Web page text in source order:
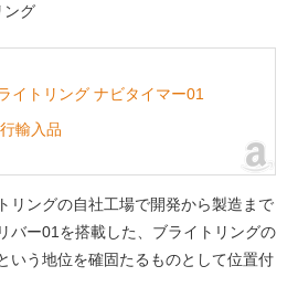
ング
イトリング ナビタイマー01
輸入品
リングの自社工場で開発から製造まで
バー01を搭載した、ブライトリングの
いう地位を確固たるものとして位置付